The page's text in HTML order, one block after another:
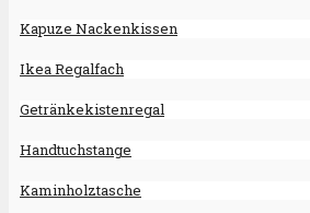
Kapuze Nackenkissen
Ikea Regalfach
Getränkekistenregal
Handtuchstange
Kaminholztasche